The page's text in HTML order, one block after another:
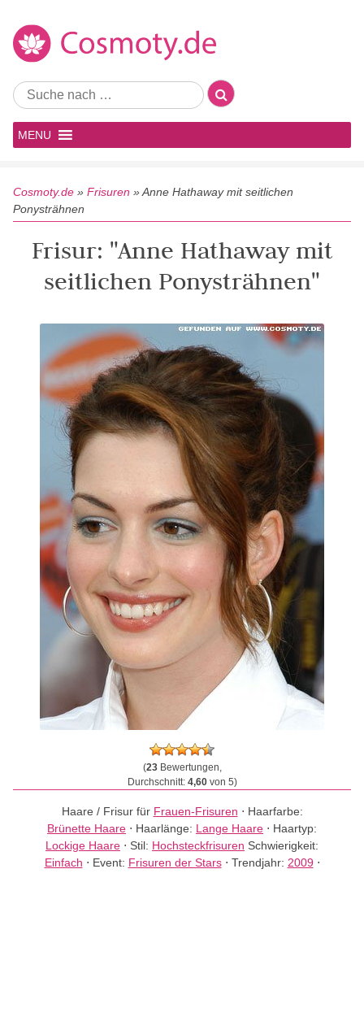
MENU
Cosmoty.de » Frisuren »Anne Hathaway mit seitlichen
Ponysträhnen
Frisur: "Anne Hathaway mit
seitlichen Ponysträhnen"
(23Bewertungen,
Durchschnitt: 4,60von 5)
Haare / Frisur für Frauen-Frisuren ⋅ Haarfarbe:
Brünette Haare ⋅ Haarlänge: Lange Haare ⋅ Haartyp:
Lockige Haare ⋅ Stil: Hochsteckfrisuren Schwierigkeit:
Einfach ⋅ Event: Frisuren der Stars⋅ Trendjahr: 2009 ⋅